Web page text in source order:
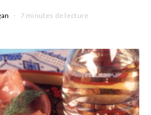
7 minutes de lecture